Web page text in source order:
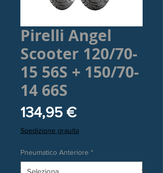
Pirelli Angel
Scooter 120/70-
15 56S + 150/70-
14 66S
134,95 €Prezzo
Spedizione grauita
Pneumatico Anteriore *